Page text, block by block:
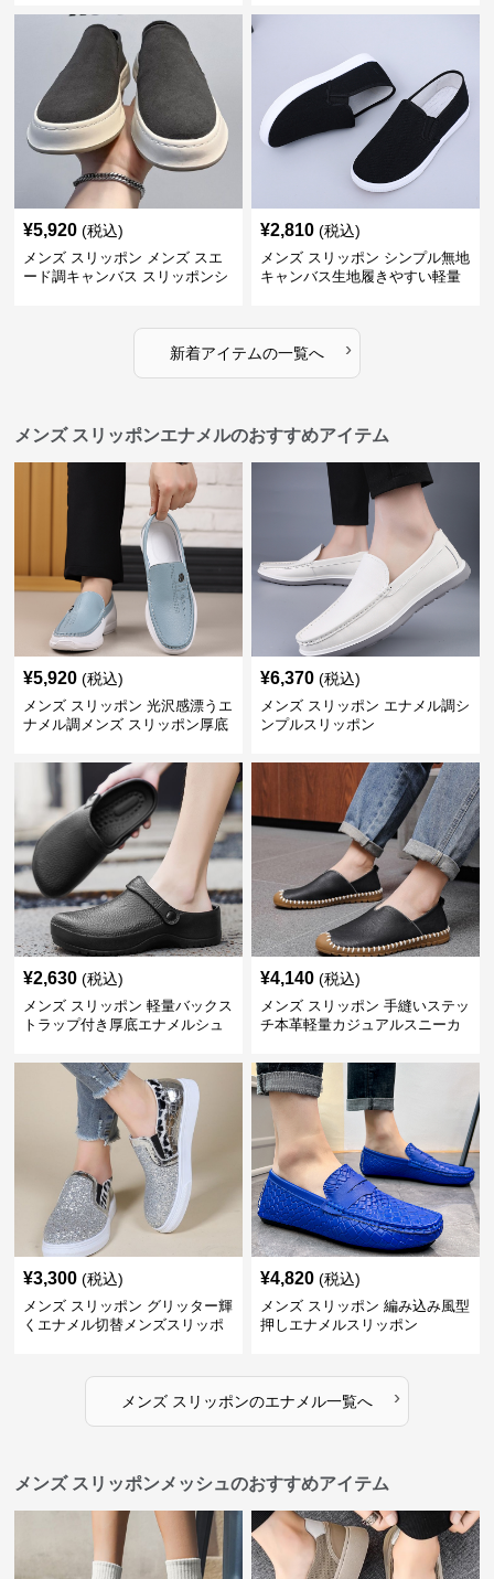
¥5,920 (税込)
メンズ スリッポン メンズ スエ
ード調キャンバス スリッポンシ
¥2,810 (税込)
メンズ スリッポン シンプル無地
キャンバス生地履きやすい軽量
新着アイテムの一覧へ ›
メンズ スリッポンエナメルのおすすめアイテム
¥5,920 (税込)
メンズ スリッポン 光沢感漂うエ
ナメル調メンズ スリッポン厚底
¥6,370 (税込)
メンズ スリッポン エナメル調シ
ンプルスリッポン
¥2,630 (税込)
メンズ スリッポン 軽量バックス
トラップ付き厚底エナメルシュ
¥4,140 (税込)
メンズ スリッポン 手縫いステッ
チ本革軽量カジュアルスニーカ
¥3,300 (税込)
メンズ スリッポン グリッター輝
くエナメル切替メンズスリッポ
¥4,820 (税込)
メンズ スリッポン 編み込み風型
押しエナメルスリッポン
メンズ スリッポンのエナメル一覧へ ›
メンズ スリッポンメッシュのおすすめアイテム